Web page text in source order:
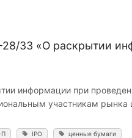
33 «О раскрытии
информации при
участникам рынка
П IPO ценные бумаги